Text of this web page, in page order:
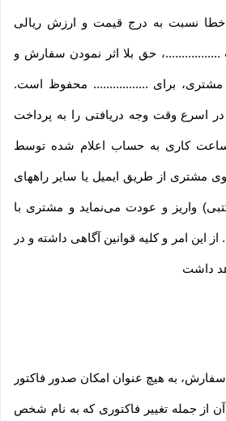
نسبت به درج قیمت و ارزش ریالی
.................، حق بلا اثر نمودن سفارش و
برای ................. محفوظ است.
اسرع وقت وجه دریافتی را به پرداخت
طی ۲۴ الی ۴۸ ساعت کاری به حساب اعلام شده توسط
مشتری از طریق ایمیل یا سایر راههای
واریز و عودت می‌نماید و مشتری با
این امر و کلیه قوانین آگاهی داشته و در
داشت
به هیچ عنوان امکان صدور فاکتور
از جمله تغییر فاکتوری که به نام شخص